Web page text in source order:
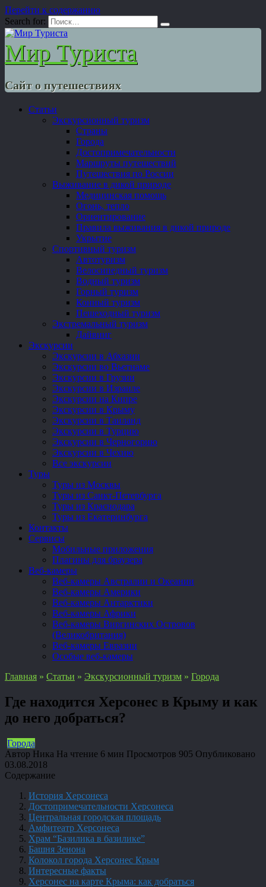
Перейти к содержанию
Search for:
Мир Туриста
Сайт о путешествиях
Статьи
Экскурсионный туризм
Страны
Города
Достопримечательности
Маршруты путешествий
Путешествия по России
Выживание в дикой природе
Медицинская помощь
Огонь, тепло
Ориентирование
Правила выживания в дикой природе
Укрытие
Спортивный туризм
Автотуризм
Велосипедный туризм
Водный туризм
Горный туризм
Конный туризм
Пешеходный туризм
Экстремальный туризм
Дайвинг
Экскурсии
Экскурсии в Абхазии
Экскурсии во Вьетнаме
Экскурсии в Грузии
Экскурсии в Израиле
Экскурсии на Кипре
Экскурсии в Крыму
Экскурсии в Таиланд
Экскурсии в Турцию
Экскурсии в Черногорию
Экскурсии в Чехию
Все экскурсии
Туры
Туры из Москвы
Туры из Санкт-Петербурга
Туры из Краснодара
Туры из Екатеринбурга
Контакты
Сервисы
Мобильные приложения
Плагины для браузера
Веб-камеры
Веб-камеры Австралии и Океании
Веб-камеры Америки
Веб-камеры Антарктики
Веб-камеры Африки
Веб-камеры Виргинских Островов
(Великобритания)
Веб-камеры Евразии
Особые веб-камеры
Главная » Статьи » Экскурсионный туризм » Города
Где находится Херсонес в Крыму и как
до него добраться?
Города
Автор Ника На чтение 6 мин Просмотров 905 Опубликовано
03.08.2018
Содержание
История Херсонеса
Достопримечательности Херсонеса
Центральная городская площадь
Амфитеатр Херсонеса
Храм “Базилика в базилике”
Башня Зенона
Колокол города Херсонес Крым
Интересные факты
Херсонес на карте Крыма: как добраться